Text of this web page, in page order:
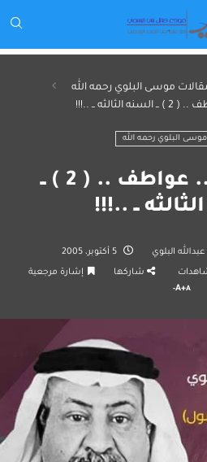
موسى البلوي رحمه الله
ــ ..!!!
البلوي رحمه الله
سوالف .. و .. عواطف .. ( 2 ) ــ
ــ ..!!!
البلوي 5 أكتوبر، 2005
شاركها
إشارة مرجعية
A+A-